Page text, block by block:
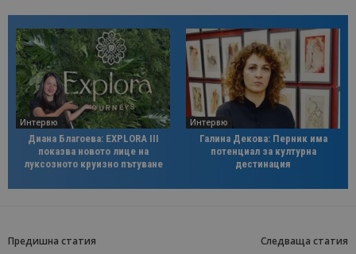
Интервю
Диана Благоева: EXPLORA III
показва новото лице на
луксозното круизно пътуване
Интервю
Галина Декова: Перник има
потенциал за културна
дестинация
Предишна статия Следваща статия